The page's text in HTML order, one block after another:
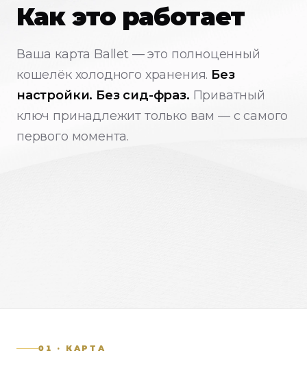
Как это работает
Ваша карта Ballet — это полноценный
кошелёк холодного хранения. Без
настройки. Без сид-фраз. Приватный
ключ принадлежит только вам — с самого
первого момента.
01 · КАРТА